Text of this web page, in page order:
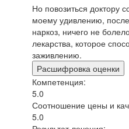
Но повозиться доктору
моему удивлению,
наркоз, ничего не
лекарства, которое
заживлению.
Расшифровка оценки
Компетенция:
5.0
Соотношение цены и
5.0